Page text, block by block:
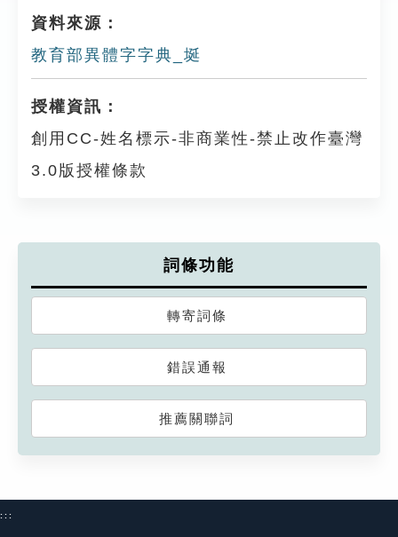
資料來源：
教育部異體字字典_埏
授權資訊：
創用CC-姓名標示-非商業性-禁止改作臺灣
3.0版授權條款
詞條功能
轉寄詞條
錯誤通報
推薦關聯詞
:::